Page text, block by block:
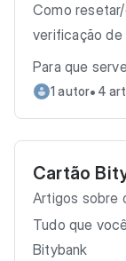
Como
verificação de
Para que
1 autor• 4
Cartão
Artigos sobre
Tudo que
Bitybank